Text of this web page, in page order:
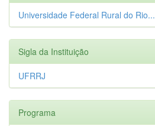
Universidade Federal Rural do Rio...
Sigla da Instituição
UFRRJ
Programa